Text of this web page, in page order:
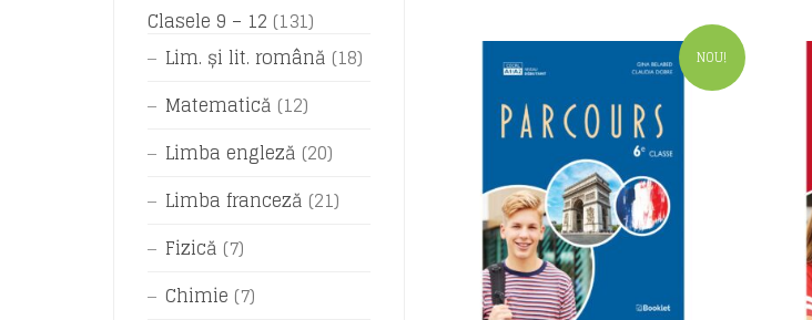
NOU!
Clasele 9 – 12 (131)
Lim. și lit. română (18)
Matematică (12)
Limba engleză (20)
Limba franceză (21)
Fizică (7)
Chimie (7)